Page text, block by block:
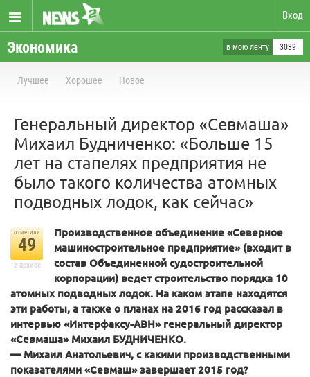
Вход
Экономика в мою ленту 3039
Лучшее Хорошее Новое
Генеральный директор «Севмаша»
Михаил Будниченко: «Больше 15
лет на стапелях предприятия не
было такого количества атомных
подводных лодок, как сейчас»
отметили
49
в архиве
Производственное объединение «Северное
машиностроительное предприятие» (входит в
состав Объединенной судостроительной
корпорации) ведет строительство порядка 10
атомных подводных лодок. На каком этапе находятся
эти работы, а также о планах на 2016 год рассказал в
интервью «Интерфаксу-АВН» генеральный директор
«Севмаша» Михаил БУДНИЧЕНКО.
— Михаил Анатольевич, с какими производственными
показателями «Севмаш» завершает 2015 год?